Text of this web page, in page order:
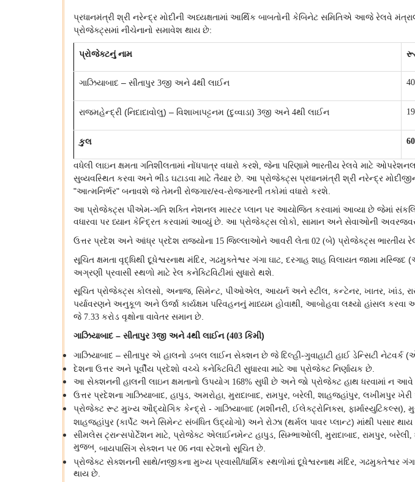
પ્રધાનમંત્રી શ્રી નરેન્દ્ર મોદીની અધ્યક્ષતામાં આર્થિક બાબતોની કેબિનેટ સમિતિએ આજે રેલવે
પ્રોજેક્ટ્સમાં નીચેનાનો સમાવેશ થાય છે:
પ્રોજેક્ટનું નામ
ગાઝિયાબાદ – સીતાપુર 3જી અને 4થી લાઈન
રાજમહેન્દ્રી (નિદાદાવોલુ) – વિશાખાપટ્ટનમ (દુવ્વાડા) 3જી અને 4થી લાઈન
કુલ
વધેલી લાઇન ક્ષમતા ગતિશીલતામાં નોંધપાત્ર વધારો કરશે, જેના પરિણામે ભારતીય રેલવે માટે ઓપરેશનલ
સુવ્યવસ્થિત કરવા અને ભીડ ઘટાડવા માટે તૈયાર છે. આ પ્રોજેક્ટ્સ પ્રધાનમંત્રી શ્રી નરેન્દ્ર
"આત્મનિર્ભર" બનાવશે જે તેમની રોજગાર/સ્વ-રોજગારની તકોમાં વધારો કરશે.
આ પ્રોજેક્ટ્સ પીએમ-ગતિ શક્તિ નેશનલ માસ્ટર પ્લાન પર આયોજિત કરવામાં આવ્યા છે જેમાં સંકલિત
વધારવા પર ધ્યાન કેન્દ્રિત કરવામાં આવ્યું છે. આ પ્રોજેક્ટ્સ લોકો, સામાન અને સેવાઓની અવરજવર
ઉત્તર પ્રદેશ અને આંધ્ર પ્રદેશ રાજ્યોના 15 જિલ્લાઓને આવરી લેતા 02 (બે) પ્રોજેક્ટ્સ ભારતીય
સૂચિત ક્ષમતા વૃદ્ધિથી દૂધેશ્વરનાથ મંદિર, ગઢમુક્તેશ્વર ગંગા ઘાટ, દરગાહ શાહ વિલાયત જામા મસ્જિદ
અગ્રણી પ્રવાસી સ્થળો માટે રેલ કનેક્ટિવિટીમાં સુધારો થશે.
સૂચિત પ્રોજેક્ટ્સ કોલસો, અનાજ, સિમેન્ટ, પીઓએલ, આયર્ન અને સ્ટીલ, કન્ટેનર, ખાતર, ખાંડ,
પર્યાવરણને અનુકૂળ અને ઉર્જા કાર્યક્ષમ પરિવહનનું માધ્યમ હોવાથી, આબોહવા લક્ષ્યો હાંસલ કરવા
જે 7.33 કરોડ વૃક્ષોના વાવેતર સમાન છે.
ગાઝિયાબાદ – સીતાપુર 3જી અને 4થી લાઈન (403 કિમી)
ગાઝિયાબાદ – સીતાપુર એ હાલનો ડબલ લાઈન સેક્શન છે જે દિલ્હી-ગુવાહાટી હાઈ ડેન્સિટી નેટવર્ક
દેશના ઉત્તર અને પૂર્વીય પ્રદેશો વચ્ચે કનેક્ટિવિટી સુધારવા માટે આ પ્રોજેક્ટ નિર્ણાયક છે.
આ સેક્શનની હાલની લાઇન ક્ષમતાનો ઉપયોગ 168% સુધી છે અને જો પ્રોજેક્ટ હાથ ધરવામાં ન આવે
ઉત્તર પ્રદેશના ગાઝિયાબાદ, હાપુડ, અમરોહા, મુરાદાબાદ, રામપુર, બરેલી, શાહજહાંપુર, લખીમપુર ખેરી
પ્રોજેક્ટ રૂટ મુખ્ય ઔદ્યોગિક કેન્દ્રો - ગાઝિયાબાદ (મશીનરી, ઈલેક્ટ્રોનિક્સ, ફાર્માસ્યુટિકલ્સ),
શાહજહાંપુર (કાર્પેટ અને સિમેન્ટ સંબંધિત ઉદ્યોગો) અને રોઝા (થર્મલ પાવર પ્લાન્ટ) માંથી પસાર
સીમલેસ ટ્રાન્સપોર્ટેશન માટે, પ્રોજેક્ટ એલાઈનમેન્ટ હાપુડ, સિમ્ભાઓલી, મુરાદાબાદ, રામપુર, બરેલી,
મુજબ, બાયપાસિંગ સેક્શન પર 06 નવા સ્ટેશનો સૂચિત છે.
પ્રોજેક્ટ સેક્શનની સાથે/નજીકના મુખ્ય પ્રવાસી/ધાર્મિક સ્થળોમાં દૂધેશ્વરનાથ મંદિર, ગઢમુક્તેશ્વર
થાય છે.